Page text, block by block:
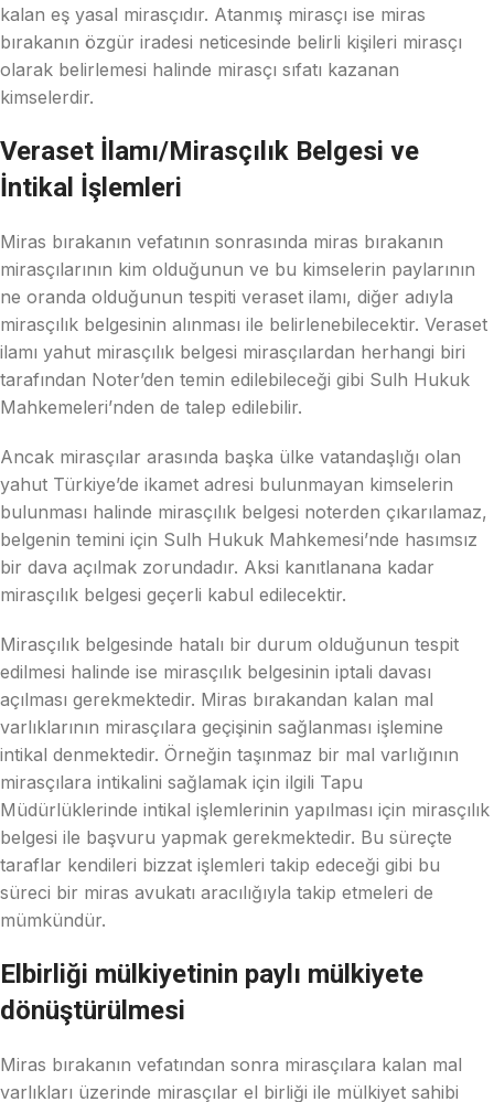
kalan eş yasal mirasçıdır. Atanmış mirasçı ise miras
bırakanın özgür iradesi neticesinde belirli kişileri mirasçı
olarak belirlemesi halinde mirasçı sıfatı kazanan
kimselerdir.
Veraset İlamı/Mirasçılık Belgesi ve
İntikal İşlemleri
Miras bırakanın vefatının sonrasında miras bırakanın
mirasçılarının kim olduğunun ve bu kimselerin paylarının
ne oranda olduğunun tespiti veraset ilamı, diğer adıyla
mirasçılık belgesinin alınması ile belirlenebilecektir. Veraset
ilamı yahut mirasçılık belgesi mirasçılardan herhangi biri
tarafından Noter’den temin edilebileceği gibi Sulh Hukuk
Mahkemeleri’nden de talep edilebilir.
Ancak mirasçılar arasında başka ülke vatandaşlığı olan
yahut Türkiye’de ikamet adresi bulunmayan kimselerin
bulunması halinde mirasçılık belgesi noterden çıkarılamaz,
belgenin temini için Sulh Hukuk Mahkemesi’nde hasımsız
bir dava açılmak zorundadır. Aksi kanıtlanana kadar
mirasçılık belgesi geçerli kabul edilecektir.
Mirasçılık belgesinde hatalı bir durum olduğunun tespit
edilmesi halinde ise mirasçılık belgesinin iptali davası
açılması gerekmektedir. Miras bırakandan kalan mal
varlıklarının mirasçılara geçişinin sağlanması işlemine
intikal denmektedir. Örneğin taşınmaz bir mal varlığının
mirasçılara intikalini sağlamak için ilgili Tapu
Müdürlüklerinde intikal işlemlerinin yapılması için mirasçılık
belgesi ile başvuru yapmak gerekmektedir. Bu süreçte
taraflar kendileri bizzat işlemleri takip edeceği gibi bu
süreci bir miras avukatı aracılığıyla takip etmeleri de
mümkündür.
Elbirliği mülkiyetinin paylı mülkiyete
dönüştürülmesi
Miras bırakanın vefatından sonra mirasçılara kalan mal
varlıkları üzerinde mirasçılar el birliği ile mülkiyet sahibi